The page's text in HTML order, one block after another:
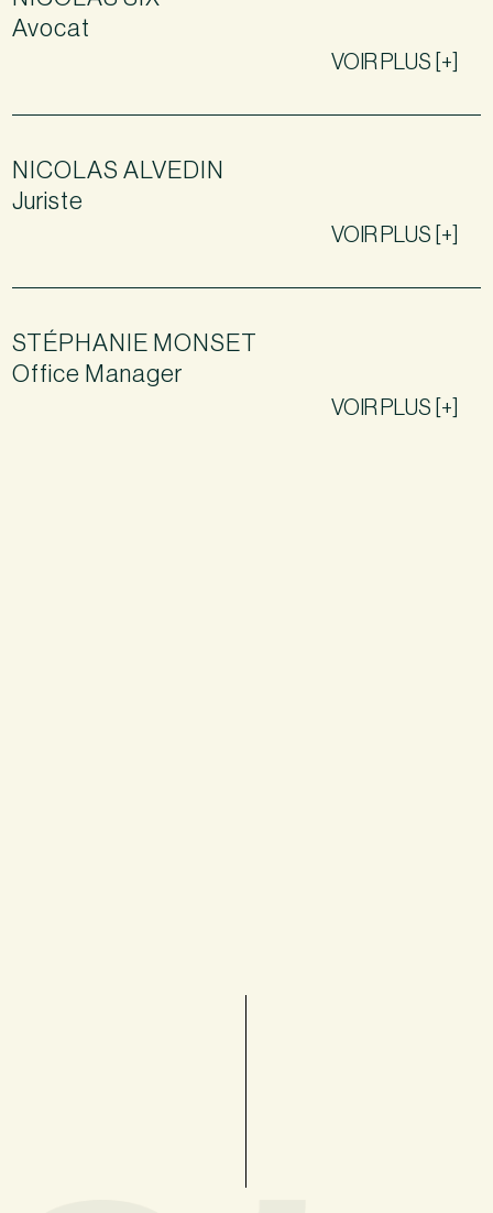
Avocat
VOIR PLUS [+]
NICOLAS ALVEDIN
Juriste
VOIR PLUS [+]
STÉPHANIE MONSET
Office Manager
VOIR PLUS [+]